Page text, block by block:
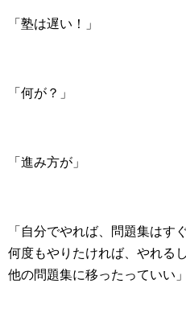
「塾は遅い！」
「何が？」
「進み方が」
「自分でやれば、問題集はす
何度もやりたければ、やれるし
他の問題集に移ったっていい」